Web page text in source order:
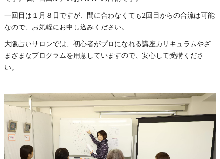
一回目は１月８日ですが、間に合わなくても2回目からの合流は可能
なので、お気軽にお申し込みください。
大阪占いサロンでは、初心者がプロになれる講座カリキュラムやざ
まざまなプログラムを用意していますので、安心して受講くださ
い。